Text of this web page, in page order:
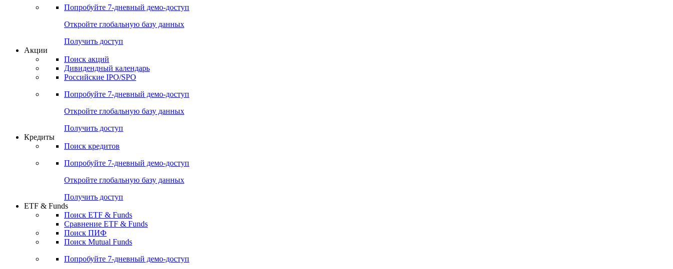
Попробуйте 7-дневный демо-доступ
Откройте глобальную базу данных
Получить доступ
Акции
Поиск акций
Дивидендный календарь
Российские IPO/SPO
Попробуйте 7-дневный демо-доступ
Откройте глобальную базу данных
Получить доступ
Кредиты
Поиск кредитов
Попробуйте 7-дневный демо-доступ
Откройте глобальную базу данных
Получить доступ
ETF & Funds
Поиск ETF & Funds
Сравнение ETF & Funds
Поиск ПИФ
Поиск Mutual Funds
Попробуйте 7-дневный демо-доступ